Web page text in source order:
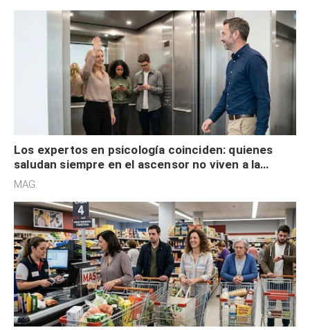
Los expertos en psicología coinciden: quienes
saludan siempre en el ascensor no viven a la
defensiva y tienen apertura social
MAG.